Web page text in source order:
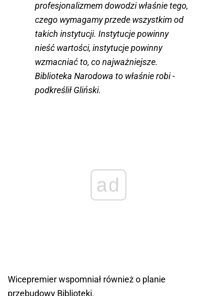
profesjonalizmem dowodzi właśnie tego,
czego wymagamy przede wszystkim od
takich instytucji. Instytucje powinny
nieść wartości, instytucje powinny
wzmacniać to, co najważniejsze.
Biblioteka Narodowa to właśnie robi -
podkreślił Gliński.
ad
Wicepremier wspomniał również o planie
przebudowy Biblioteki.